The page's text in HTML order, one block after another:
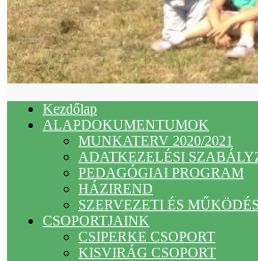
Kezdőlap
ALAPDOKUMENTUMOK
MUNKATERV 2020/2021
ADATKEZELÉSI
PEDAGÓGIAI PROGRAM
HÁZIREND
SZERVEZETI ÉS
CSOPORTJAINK
CSIPERKE CSOPORT
KISVIRÁG CSOPORT